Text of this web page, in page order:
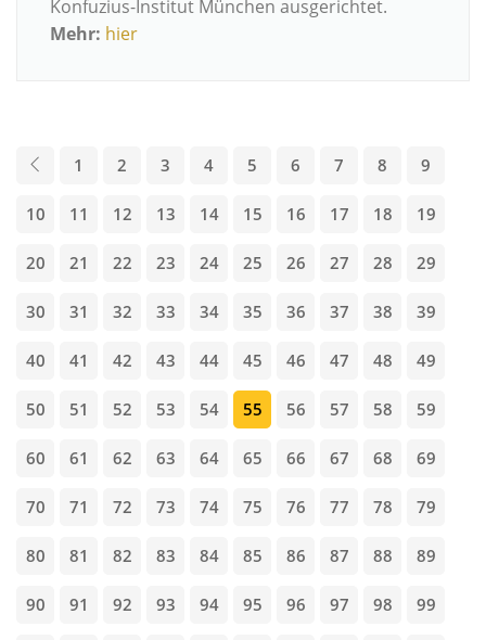
Konfuzius-Institut München ausgerichtet.
Mehr: hier
1 2 3 4 5 6 7 8 9
10 11 12 13 14 15 16 17 18 19
20 21 22 23 24 25 26 27 28 29
30 31 32 33 34 35 36 37 38 39
40 41 42 43 44 45 46 47 48 49
50 51 52 53 54 55 56 57 58 59
60 61 62 63 64 65 66 67 68 69
70 71 72 73 74 75 76 77 78 79
80 81 82 83 84 85 86 87 88 89
90 91 92 93 94 95 96 97 98 99